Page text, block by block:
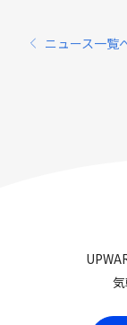
ニュース一覧